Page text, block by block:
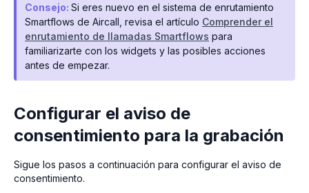
Consejo: Si eres nuevo en el sistema de enrutamiento
Smartflows de Aircall, revisa el artículo Comprender el
enrutamiento de llamadas Smartflows para
familiarizarte con los widgets y las posibles acciones
antes de empezar.
Configurar el aviso de
consentimiento para la grabación
Sigue los pasos a continuación para configurar el aviso de
consentimiento.